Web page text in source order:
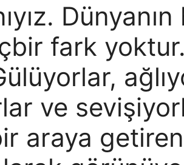
fark
ve
araya